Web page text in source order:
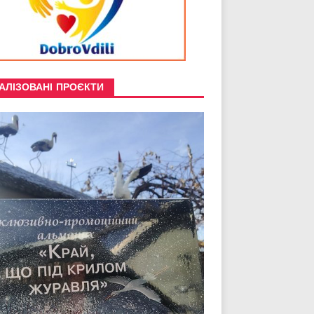
ПРОЄКТИ